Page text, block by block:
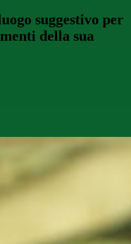
suggestivo per
della sua